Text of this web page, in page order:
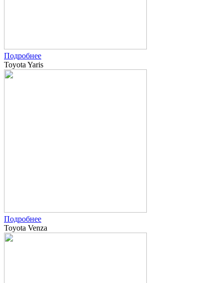
Подробнее
Toyota Yaris
Подробнее
Toyota Venza